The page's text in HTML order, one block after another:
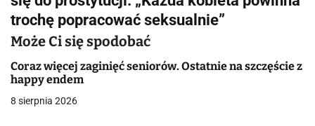
a
c
j
a
trochę popracować seksualnie”
Może Ci się spodobać
Coraz więcej zaginięć seniorów. Ostatnie na szczęście z
happy endem
8 sierpnia 2026